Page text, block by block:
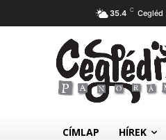
35.4 C Cegléd
CÍMLAP HÍREK